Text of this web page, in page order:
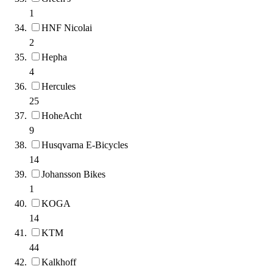
1
HNF Nicolai
2
Hepha
4
Hercules
25
HoheAcht
9
Husqvarna E-Bicycles
14
Johansson Bikes
1
KOGA
14
KTM
44
Kalkhoff